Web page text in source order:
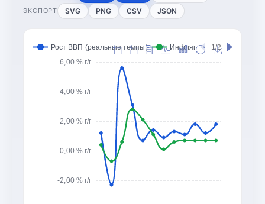
ЭКСПОРТ SVG PNG CSV JSON
-2,00 % г/г
0,00 % г/г
2,00 % г/г
4,00 % г/г
6,00 % г/г
Рост ВВП (реальные темпы) Инфляция (CPI,
1/2